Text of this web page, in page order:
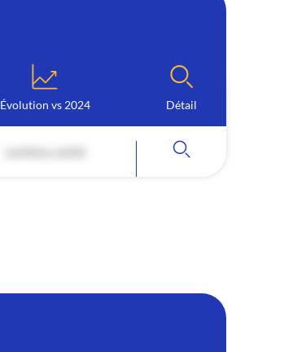
Évolution vs 2024 Détail
contenu caché